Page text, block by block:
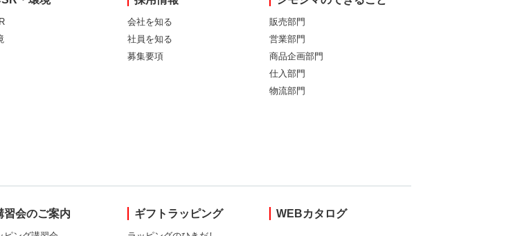
会社を知る
社員を知る
募集要項
販売部門
営業部門
商品企画部門
仕入部門
物流部門
習会のご案内 ギフトラッピング WEBカタログ